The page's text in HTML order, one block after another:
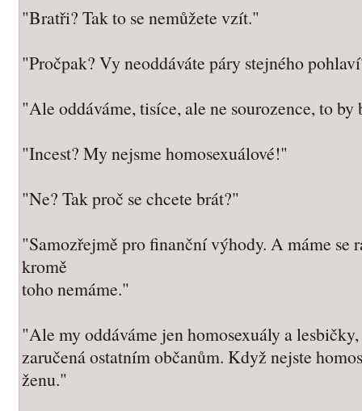
"Bratři? Tak to se nemůžete vzít."
"Pročpak? Vy neoddáváte páry stejného
"Ale oddáváme, tisíce, ale ne sourozence, to by
"Incest? My nejsme homosexuálové!"
"Ne? Tak proč se chcete brát?"
"Samozřejmě pro finanční výhody. A máme
kromě
toho nemáme."
"Ale my oddáváme jen homosexuály a
zaručená ostatním občanům. Když nejste
ženu."